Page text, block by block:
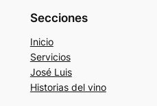
Secciones
Inicio
Servicios
José Luis
Historias del vino